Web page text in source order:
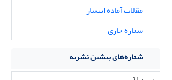
مقالات آماده انتشار
شماره جاری
شماره‌های پیشین نشریه